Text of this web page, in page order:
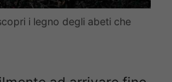
i legno degli abeti che